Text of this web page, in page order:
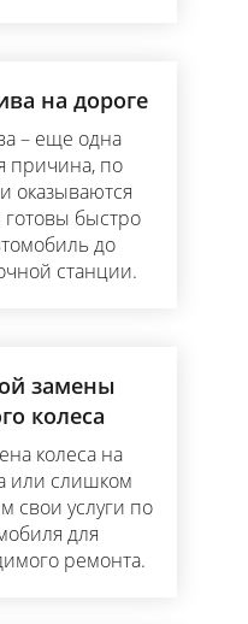
на дороге
– еще одна
причина, по
оказываются
быстро
до
станции.
замены
колеса
колеса на
или слишком
свои услуги по
для
ремонта.